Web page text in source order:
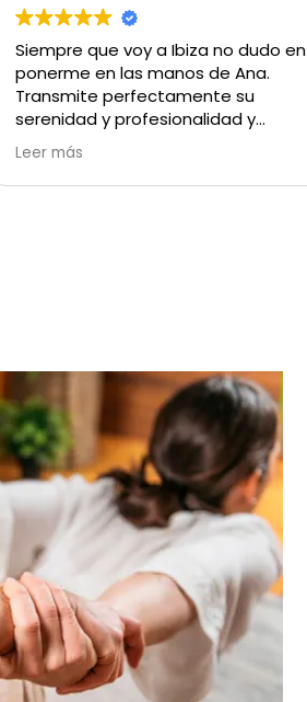
Siempre que voy a Ibiza no dudo en
ponerme en las manos de Ana.
Transmite perfectamente su
serenidad y profesionalidad y
consigues un verdadero bienestar.
100% recomendable si quieres
sentir en tu cuerpo un verdadero
Leer más